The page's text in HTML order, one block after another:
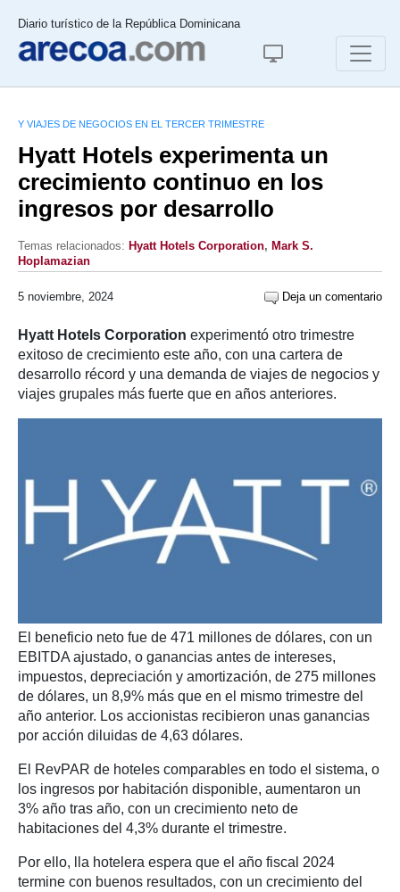
Diario turístico de la República Dominicana
Y VIAJES DE NEGOCIOS EN EL TERCER TRIMESTRE
Hyatt Hotels experimenta un
crecimiento continuo en los
ingresos por desarrollo
Temas relacionados: Hyatt Hotels Corporation, Mark S.
Hoplamazian
5 noviembre, 2024 Deja un comentario
Hyatt Hotels Corporation experimentó otro trimestre
exitoso de crecimiento este año, con una cartera de
desarrollo récord y una demanda de viajes de negocios y
viajes grupales más fuerte que en años anteriores.
El beneficio neto fue de 471 millones de dólares, con un
EBITDA ajustado, o ganancias antes de intereses,
impuestos, depreciación y amortización, de 275 millones
de dólares, un 8,9% más que en el mismo trimestre del
año anterior. Los accionistas recibieron unas ganancias
por acción diluidas de 4,63 dólares.
El RevPAR de hoteles comparables en todo el sistema, o
los ingresos por habitación disponible, aumentaron un
3% año tras año, con un crecimiento neto de
habitaciones del 4,3% durante el trimestre.
Por ello, lla hotelera espera que el año fiscal 2024
termine con buenos resultados, con un crecimiento del